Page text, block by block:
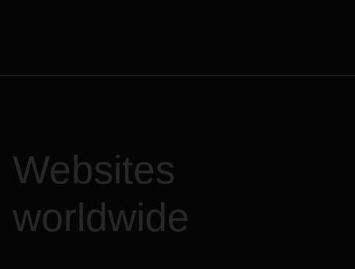
Websites
worldwide